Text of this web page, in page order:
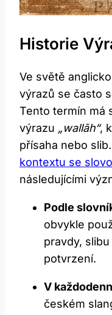
Historie
Ve světě
výrazů se často
Tento termín má
výrazu „wallāh“,
přísaha nebo
kontextu se slovo
následujícími
Podle
obvykle
pravdy,
potvrzení.
V
českém